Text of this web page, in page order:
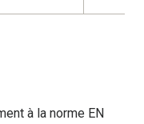
à la norme EN